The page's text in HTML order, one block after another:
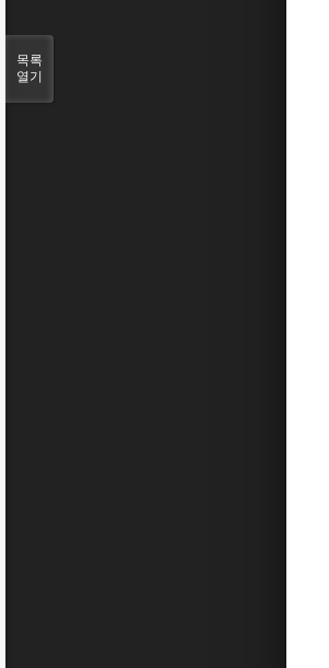
목록
열기